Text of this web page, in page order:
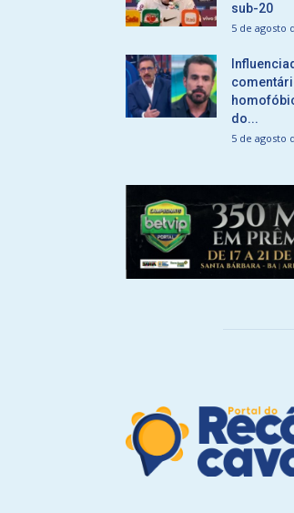
sub-20
5 de agosto
do...
5 de agosto